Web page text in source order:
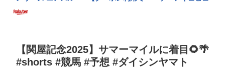
【関屋記念2025】サマーマイルに着目🌻🌴
#shorts #競馬 #予想 #ダイシンヤマト